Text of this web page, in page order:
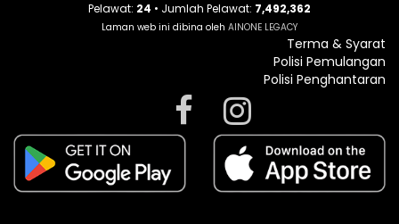
Pelawat: 24 • Jumlah Pelawat: 7,492,362
Laman web ini dibina oleh AINONE LEGACY
Terma & Syarat
Polisi Pemulangan
Polisi Penghantaran